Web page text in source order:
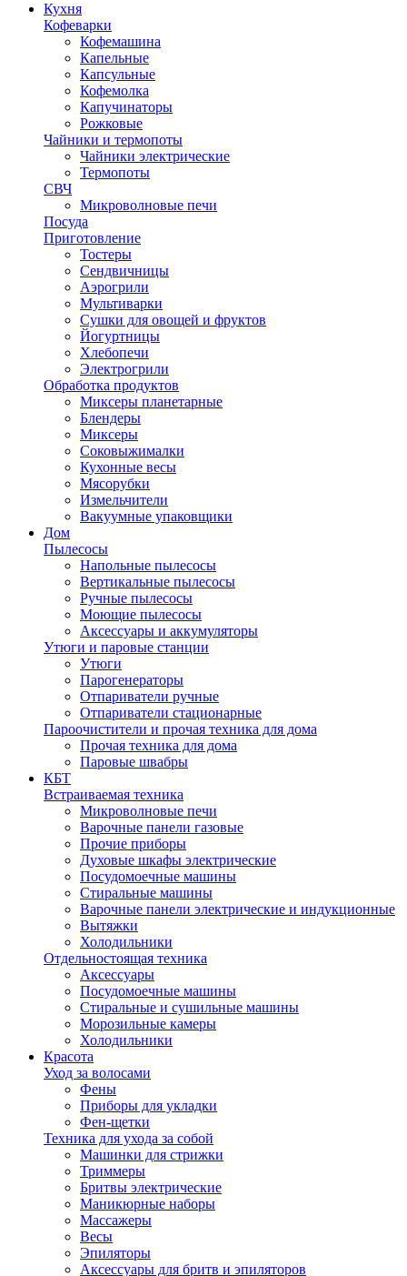
Кухня
Кофеварки
Кофемашина
Капельные
Капсульные
Кофемолка
Капучинаторы
Рожковые
Чайники и термопоты
Чайники электрические
Термопоты
СВЧ
Микроволновые печи
Посуда
Приготовление
Тостеры
Сендвичницы
Аэрогрили
Мультиварки
Сушки для овощей и фруктов
Йогуртницы
Хлебопечи
Электрогрили
Обработка продуктов
Миксеры планетарные
Блендеры
Миксеры
Соковыжималки
Кухонные весы
Мясорубки
Измельчители
Вакуумные упаковщики
Дом
Пылесосы
Напольные пылесосы
Вертикальные пылесосы
Ручные пылесосы
Моющие пылесосы
Аксессуары и аккумуляторы
Утюги и паровые станции
Утюги
Парогенераторы
Отпариватели ручные
Отпариватели стационарные
Пароочистители и прочая техника для дома
Прочая техника для дома
Паровые швабры
КБТ
Встраиваемая техника
Микроволновые печи
Варочные панели газовые
Прочие приборы
Духовые шкафы электрические
Посудомоечные машины
Стиральные машины
Варочные панели электрические и индукционные
Вытяжки
Холодильники
Отдельностоящая техника
Аксессуары
Посудомоечные машины
Стиральные и сушильные машины
Морозильные камеры
Холодильники
Красота
Уход за волосами
Фены
Приборы для укладки
Фен-щетки
Техника для ухода за собой
Машинки для стрижки
Триммеры
Бритвы электрические
Маникюрные наборы
Массажеры
Весы
Эпиляторы
Аксессуары для бритв и эпиляторов